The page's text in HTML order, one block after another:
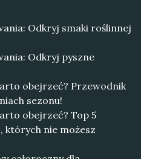
Odkryj smaki roślinnej
Odkryj pyszne
obejrzeć? Przewodnik
sezonu!
obejrzeć? Top 5
których nie możesz